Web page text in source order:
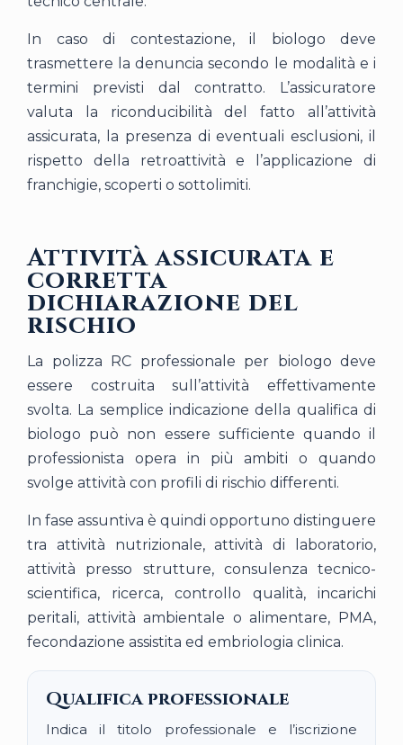
In caso di contestazione, il biologo deve
trasmettere la denuncia secondo le modalità e i
termini previsti dal contratto. L’assicuratore
valuta la riconducibilità del fatto all’attività
assicurata, la presenza di eventuali esclusioni, il
rispetto della retroattività e l’applicazione di
franchigie, scoperti o sottolimiti.
Attività assicurata e
corretta
dichiarazione del
rischio
La polizza RC professionale per biologo deve
essere costruita sull’attività effettivamente
svolta. La semplice indicazione della qualifica di
biologo può non essere sufficiente quando il
professionista opera in più ambiti o quando
svolge attività con profili di rischio differenti.
In fase assuntiva è quindi opportuno distinguere
tra attività nutrizionale, attività di laboratorio,
attività presso strutture, consulenza tecnico-
scientifica, ricerca, controllo qualità, incarichi
peritali, attività ambientale o alimentare, PMA,
fecondazione assistita ed embriologia clinica.
Qualifica professionale
Indica il titolo professionale e l’iscrizione